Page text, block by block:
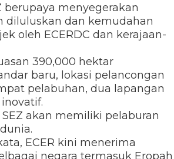
berupaya menyegerakan
diluluskan dan kemudahan
oleh ECERDC dan kerajaan-
390,000 hektar
baru, lokasi pelancongan
pelabuhan, dua lapangan
akan memiliki pelaburan
ECER kini menerima
negara termasuk Eropah